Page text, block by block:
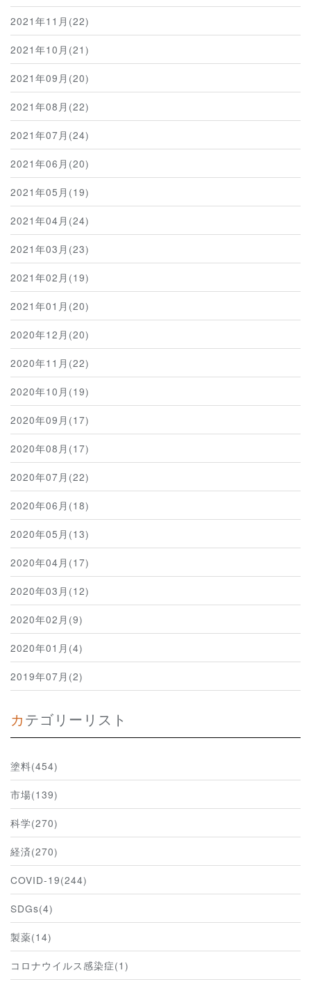
2021年11月(22)
2021年10月(21)
2021年09月(20)
2021年08月(22)
2021年07月(24)
2021年06月(20)
2021年05月(19)
2021年04月(24)
2021年03月(23)
2021年02月(19)
2021年01月(20)
2020年12月(20)
2020年11月(22)
2020年10月(19)
2020年09月(17)
2020年08月(17)
2020年07月(22)
2020年06月(18)
2020年05月(13)
2020年04月(17)
2020年03月(12)
2020年02月(9)
2020年01月(4)
2019年07月(2)
カテゴリーリスト
塗料(454)
市場(139)
科学(270)
経済(270)
COVID-19(244)
SDGs(4)
製薬(14)
コロナウイルス感染症(1)